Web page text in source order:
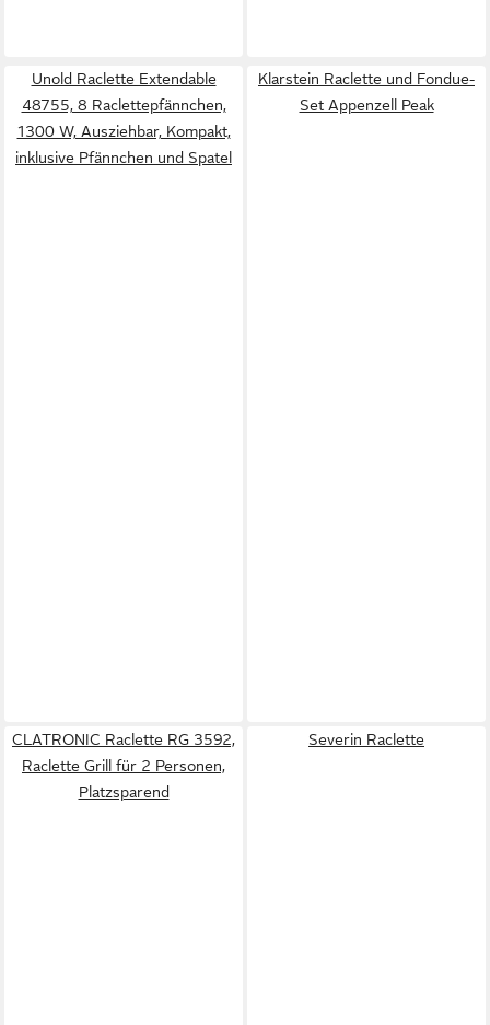
Unold Raclette Extendable
48755, 8 Raclettepfännchen,
1300 W, Ausziehbar, Kompakt,
inklusive Pfännchen und Spatel
Klarstein Raclette und Fondue-
Set Appenzell Peak
CLATRONIC Raclette RG 3592,
Raclette Grill für 2 Personen,
Platzsparend
Severin Raclette